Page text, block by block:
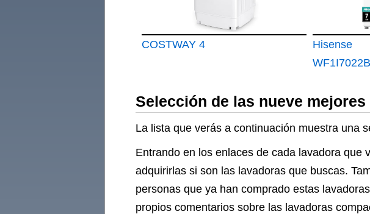
COSTWAY 4
Hisense
A
Selección de las nueve
La lista que verás a continuación muestra una
Entrando en los enlaces de cada lavadora que
adquirirlas si son las lavadoras que buscas.
personas que ya han comprado estas
propios comentarios sobre las lavadoras